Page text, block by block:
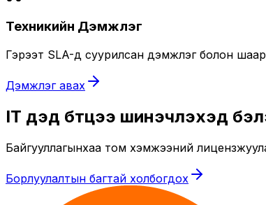
Техникийн Дэмжлэг
Гэрээт SLA-д суурилсан дэмжлэг болон
Дэмжлэг авах
IT дэд бүтцээ шинэчлэхэд
Байгууллагынхаа том хэмжээний
Борлуулалтын багтай холбогдох